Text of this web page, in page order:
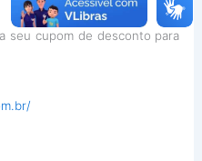
seu cupom de desconto para